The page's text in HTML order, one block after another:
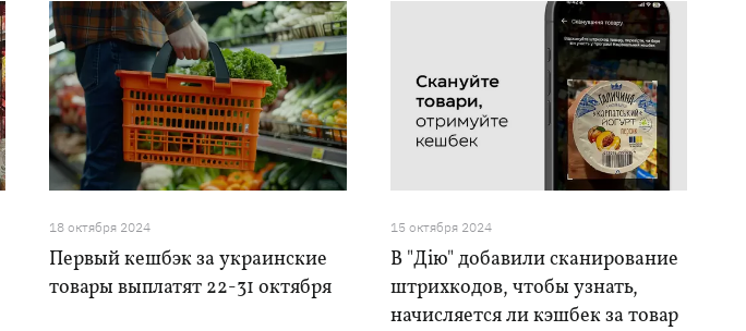
18 октября 2024
Первый кешбэк за украинские
товары выплатят 22-31 октября
15 октября 2024
В "Дію" добавили сканирование
штрихкодов, чтобы узнать,
начисляется ли кэшбек за товар